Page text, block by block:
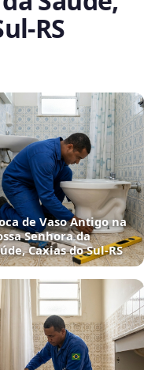
de Vaso Antigo na
Senhora da
Caxias do Sul‑RS